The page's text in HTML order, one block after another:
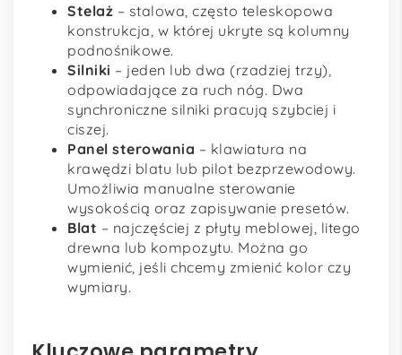
Stelaż – stalowa, często teleskopowa
konstrukcja, w której ukryte są kolumny
podnośnikowe.
Silniki – jeden lub dwa (rzadziej trzy),
odpowiadające za ruch nóg. Dwa
synchroniczne silniki pracują szybciej i
ciszej.
Panel sterowania – klawiatura na
krawędzi blatu lub pilot bezprzewodowy.
Umożliwia manualne sterowanie
wysokością oraz zapisywanie presetów.
Blat – najczęściej z płyty meblowej, litego
drewna lub kompozytu. Można go
wymienić, jeśli chcemy zmienić kolor czy
wymiary.